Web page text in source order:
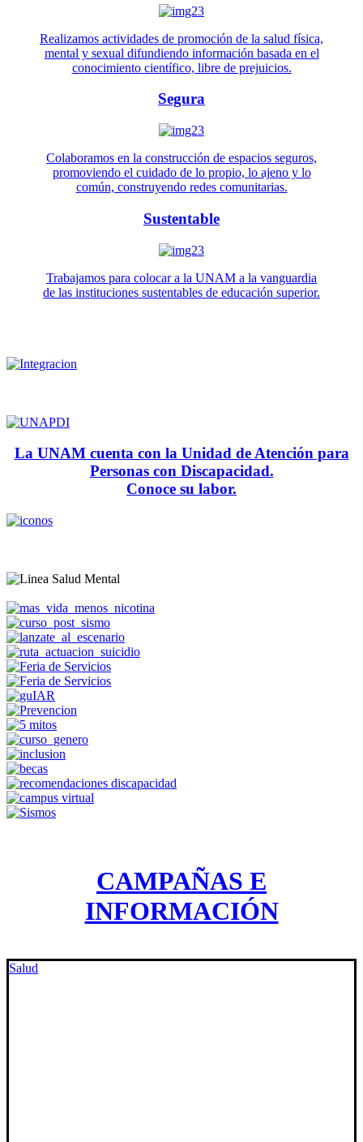
Realizamos actividades de promoción de la salud física,
mental y sexual difundiendo información basada en el
conocimiento científico, libre de prejuicios.
Segura
Colaboramos en la construcción de espacios seguros,
promoviendo el cuidado de lo propio, lo ajeno y lo
común, construyendo redes comunitarias.
Sustentable
Trabajamos para colocar a la UNAM a la vanguardia
de las instituciones sustentables de educación superior.
La UNAM cuenta con la Unidad de Atención para
Personas con Discapacidad.
Conoce su labor.
CAMPAÑAS E
INFORMACIÓN
Salud